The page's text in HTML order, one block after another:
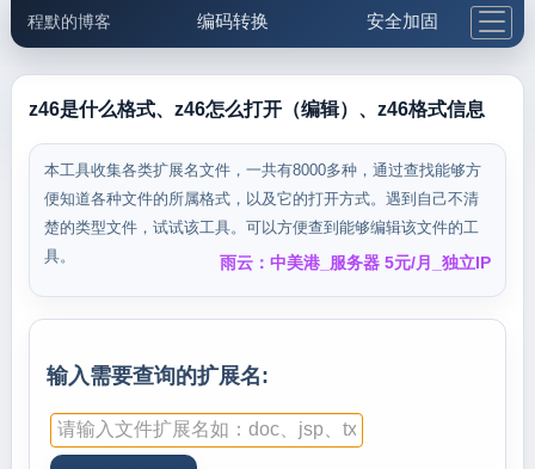
程默的博客 编码转换 安全加固
邮件工具 生活便民 更多工具
5.1支付宝大红包
z46是什么格式、z46怎么打开（编辑）、z46格式信息
本工具收集各类扩展名文件，一共有8000多种，通过查找能够方
便知道各种文件的所属格式，以及它的打开方式。遇到自己不清
楚的类型文件，试试该工具。可以方便查到能够编辑该文件的工
具。
雨云：中美港_服务器 5元/月_独立IP
输入需要查询的扩展名: